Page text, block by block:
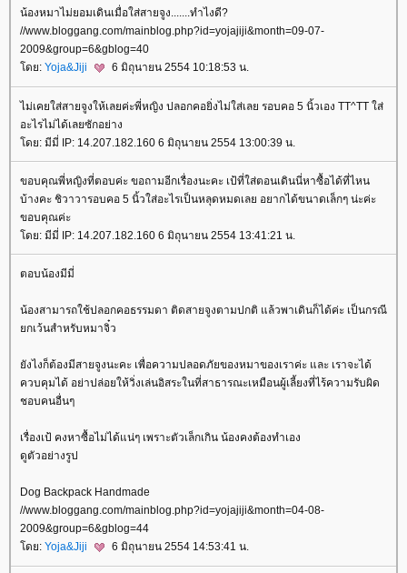
น้องหมาไม่ยอมเดินเมื่อใส่สายจูง.......ทำไงดี?
//www.bloggang.com/mainblog.php?id=yojajiji&month=09-07-
2009&group=6&gblog=40
ดย: Yoja&Jiji 6 มิถุนายน 2554 10:18:53 น.
ไม่เคยใส่สายจูงให้เลยค่ะพี่หญิง ปลอกคอยิ่งไม่ใส่เลย รอบคอ 5 นิ้วเอง TT^TT ใส่
อะไรไม่ได้เลยซักอย่าง
ดย: มีมี่ IP: 14.207.182.160 6 มิถุนายน 2554 13:00:39 น.
ขอบคุณพี่หญิงที่ตอบค่ะ ขอถามอีกเรื่องนะคะ เป้ที่ใส่ตอนเดินนี่หาซื้อได้ที่ไหน
บ้างคะ ชิวาวารอบคอ 5 นิ้วใส่อะไรเป็นหลุดหมดเลย อยากได้ขนาดเล็กๆ น่ะค่ะ
ขอบคุณค่ะ
ดย: มีมี่ IP: 14.207.182.160 6 มิถุนายน 2554 13:41:21 น.
ตอบน้องมีมี่
น้องสามารถใช้ปลอกคอธรรมดา ติดสายจูงตามปกติ แล้วพาเดินก็ได้ค่ะ เป็นกรณี
กเว้นสำหรับหมาจิ๋ว
ังไงก็ต้องมีสายจูงนะคะ เพื่อความปลอดภัยของหมาของเราค่ะ และ เราจะได้
ควบคุมได้ อย่าปล่อยให้วิ่งเล่นอิสระในที่สาธารณะเหมือนผู้เลี้ยงที่ไร้ความรับผิด
ชอบคนอื่นๆ
เรื่องเป้ คงหาซื้อไม่ได้แน่ๆ เพราะตัวเล็กเกิน น้องคงต้องทำเอง
ดูตัวอย่างรูป
Dog Backpack Handmade
//www.bloggang.com/mainblog.php?id=yojajiji&month=04-08-
2009&group=6&gblog=44
ดย: Yoja&Jiji 6 มิถุนายน 2554 14:53:41 น.